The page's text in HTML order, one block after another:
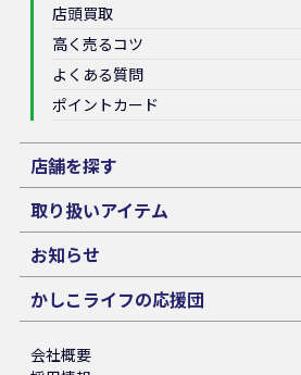
店頭買取
高く売るコツ
よくある質問
ポイントカード
店舗を探す
取り扱いアイテム
お知らせ
かしこライフの応援団
会社概要